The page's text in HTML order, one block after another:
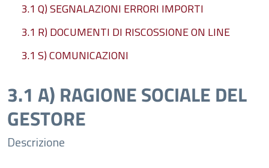
3.1 Q) SEGNALAZIONI ERRORI IMPORTI
3.1 R) DOCUMENTI DI RISCOSSIONE ON LINE
3.1 S) COMUNICAZIONI
3.1 A) RAGIONE SOCIALE DEL
GESTORE
Descrizione